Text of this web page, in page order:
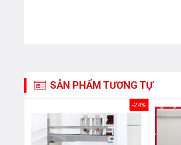
SẢN PHẨM TƯƠNG TỰ
-24%